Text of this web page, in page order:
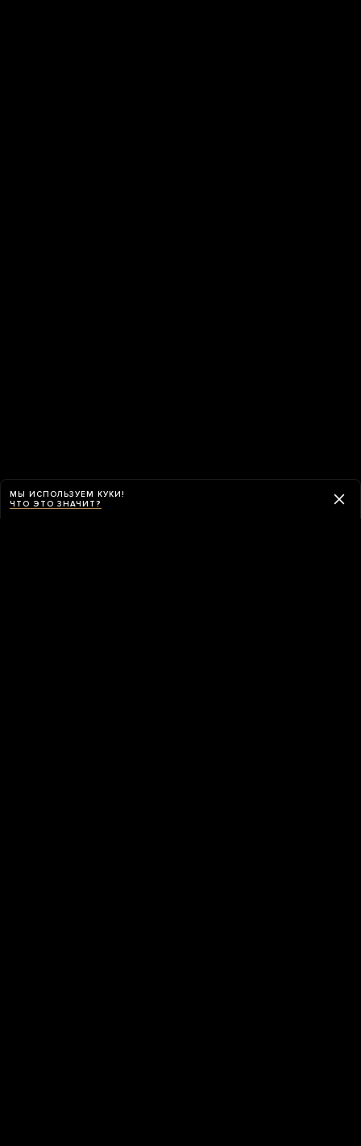
МЫ ИСПОЛЬЗУЕМ КУКИ!
ЧТО ЭТО ЗНАЧИТ?